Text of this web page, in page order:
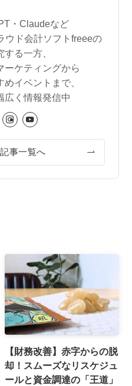
・Claudeなど
ウド会計ソフトfreeeの
る一方、
ーケティングから
イベントまで、
広く情報発信中
事一覧へ
【財務改善】赤字からの脱
却！スムーズなリスケジュ
ールと資金調達の「王道」